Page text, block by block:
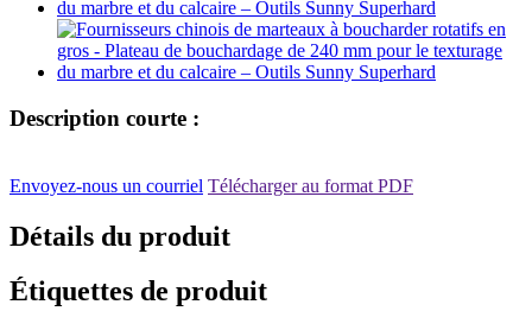
Description courte :
Envoyez-nous un courriel Télécharger au format PDF
Détails du produit
Étiquettes de produit